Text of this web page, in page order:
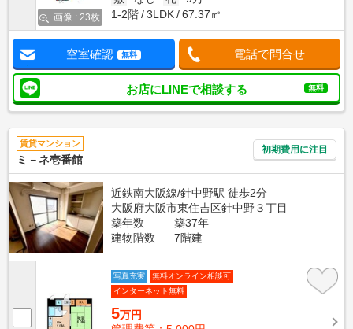
画像 : 23枚
1-2階
3LDK 67.37㎡
空室確認 無料 電話で問合せ
お店にLINEで相談する 無料
賃貸マンション
ミ－ネ壱番館
初期費用に注目
近鉄南大阪線/針中野駅 徒歩2分
大阪府大阪市東住吉区針中野３丁目
築年数
築37年
建物階数
7階建
写真充実
無料オンライン相談可
インターネット無料
5万円